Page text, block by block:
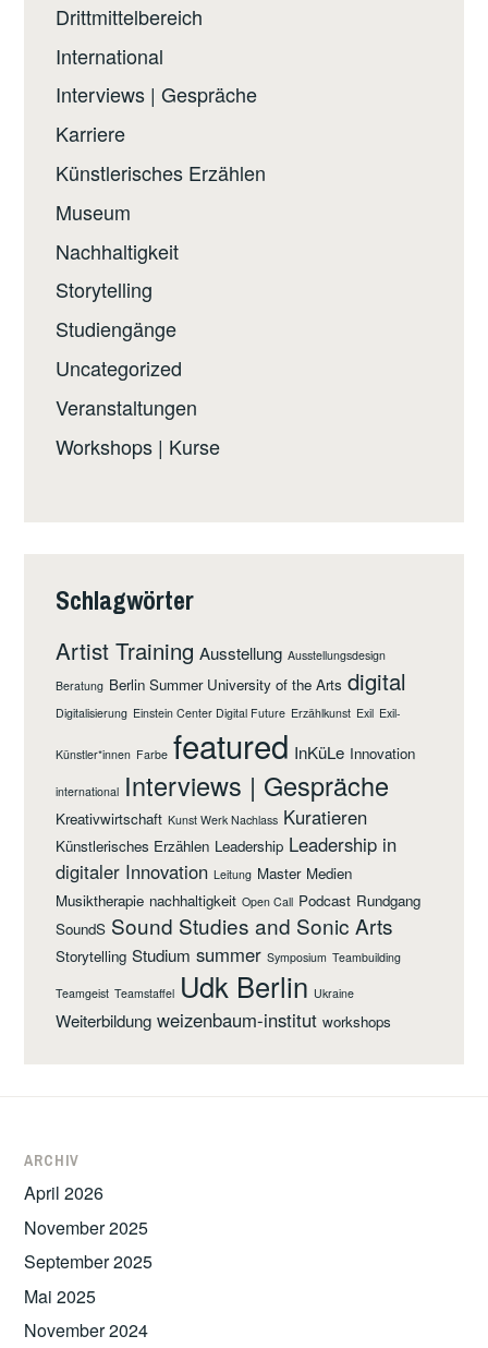
Drittmittelbereich
International
Interviews | Gespräche
Karriere
Künstlerisches Erzählen
Museum
Nachhaltigkeit
Storytelling
Studiengänge
Uncategorized
Veranstaltungen
Workshops | Kurse
Schlagwörter
Artist Training Ausstellung Ausstellungsdesign
Beratung Berlin Summer University of the Arts digital
Digitalisierung Einstein Center Digital Future Erzählkunst Exil Exil-
Künstler*innen Farbe featured InKüLe Innovation
international Interviews | Gespräche
Kreativwirtschaft Kunst Werk Nachlass Kuratieren
Künstlerisches Erzählen Leadership Leadership in
digitaler Innovation Leitung Master Medien
Musiktherapie nachhaltigkeit Open Call Podcast Rundgang
SoundS Sound Studies and Sonic Arts
Storytelling Studium summer Symposium Teambuilding
Teamgeist Teamstaffel Udk Berlin Ukraine
Weiterbildung weizenbaum-institut workshops
ARCHIV
April 2026
November 2025
September 2025
Mai 2025
November 2024